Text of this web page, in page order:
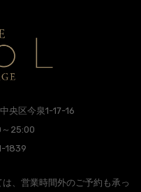
央区今泉1-17-16
25:00
1839
、営業時間外のご予約も承っ